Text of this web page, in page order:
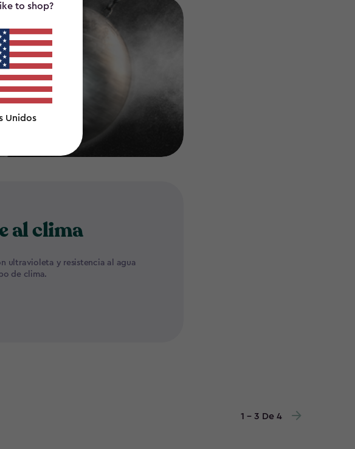
to shop?
Unidos
al clima
ultravioleta y resistencia al agua
de clima.
1 - 3 De 4